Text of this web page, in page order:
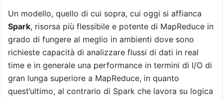
Un modello, quello di cui sopra, cui oggi si affianca
Spark, risorsa più flessibile e potente di MapReduce in
grado di fungere al meglio in ambienti dove sono
richieste capacità di analizzare flussi di dati in real
time e in generale una performance in termini di I/O di
gran lunga superiore a MapReduce, in quanto
quest’ultimo, al contrario di Spark che lavora su logica